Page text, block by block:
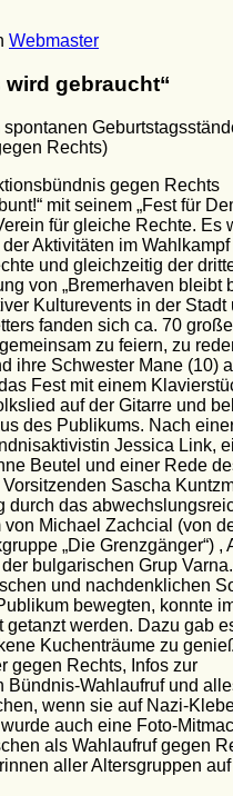
Webmaster
gebraucht“
Rechts)
gegen Rechts
mit seinem „Fest für
für gleiche Rechte. Es
Aktivitäten im
und gleichzeitig der
von „Bremerhaven bleibt
Kulturevents in der Stadt
fanden sich ca. 70
zu feiern, zu
ihre Schwester Mane (10)
Fest mit einem
auf der Gitarre und
des Publikums. Nach
Jessica Link,
Beutel und einer Rede
Sascha
durch das
von Michael Zachcial (von
„Die Grenzgänger“) ,
bulgarischen Grup
und nachdenklichen
bewegten, konnte
getanzt werden. Dazu gab
Kuchenträume zu
gegen Rechts, Infos zur
Bündnis-Wahlaufruf und
wenn sie auf Nazi-
auch eine Foto-
als Wahlaufruf gegen
aller Altersgruppen